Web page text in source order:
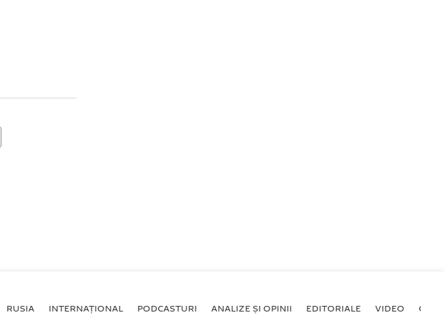
RUSIA INTERNAȚIONAL PODCASTURI ANALIZE ȘI OPINII EDITORIALE VIDEO